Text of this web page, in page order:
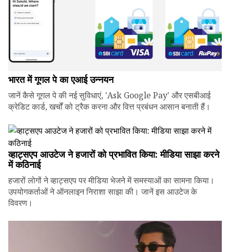
भारत में गूगल पे का एआई उन्नयन
जानें कैसे गूगल पे की नई सुविधाएं, 'Ask Google Pay' और एसबीआई
क्रेडिट कार्ड, खर्चों को ट्रैक करना और वित्त प्रबंधन आसान बनाती हैं।
व्हाट्सएप आउटेज ने हजारों को प्रभावित किया: मीडिया साझा करने
में कठिनाई
हजारों लोगों ने व्हाट्सएप पर मीडिया भेजने में समस्याओं का सामना किया।
उपयोगकर्ताओं ने ऑनलाइन निराशा साझा की। जानें इस आउटेज के
विवरण।